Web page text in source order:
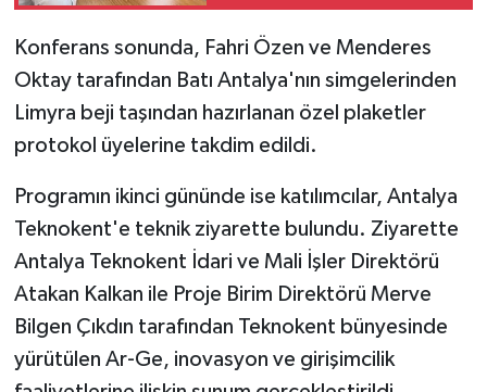
Konferans sonunda, Fahri Özen ve Menderes
Oktay tarafından Batı Antalya'nın simgelerinden
Limyra beji taşından hazırlanan özel plaketler
protokol üyelerine takdim edildi.
Programın ikinci gününde ise katılımcılar, Antalya
Teknokent'e teknik ziyarette bulundu. Ziyarette
Antalya Teknokent İdari ve Mali İşler Direktörü
Atakan Kalkan ile Proje Birim Direktörü Merve
Bilgen Çıkdın tarafından Teknokent bünyesinde
yürütülen Ar-Ge, inovasyon ve girişimcilik